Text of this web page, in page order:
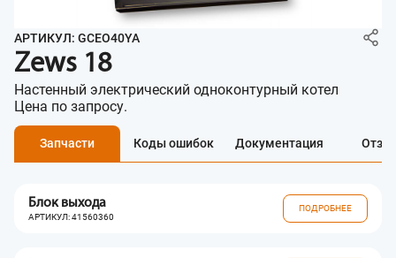
АРТИКУЛ: GCEO40YA
Zews 18
Настенный электрический одноконтурный котел
Цена по запросу.
Запчасти Коды ошибок Документация
Блок выхода
АРТИКУЛ: 41560360
ПОДРОБНЕЕ